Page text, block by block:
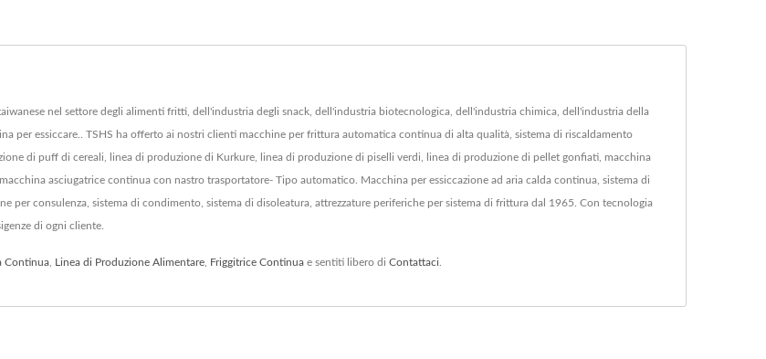
nel settore degli alimenti fritti, dell'industria degli snack, dell'industria biotecnologica, dell'industria chimica, dell'industria della
per essiccare.. TSHS ha offerto ai nostri clienti macchine per frittura automatica continua di alta qualità, sistema di riscaldamento
di puff di cereali, linea di produzione di Kurkure, linea di produzione di piselli verdi, linea di produzione di pellet gonfiati, macchina
asciugatrice continua con nastro trasportatore- Tipo automatico. Macchina per essiccazione ad aria calda continua, sistema di
per consulenza, sistema di condimento, sistema di disoleatura, attrezzature periferiche per sistema di frittura dal 1965. Con tecnologia
di ogni cliente.
Continua Linea di Produzione Alimentare Friggitrice Continua e sentiti libero di Contattaci